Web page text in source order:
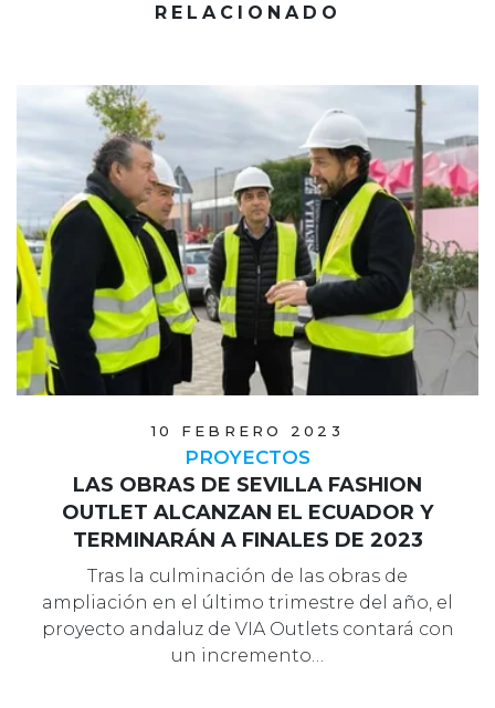
RELACIONADO
10 FEBRERO 2023
PROYECTOS
LAS OBRAS DE SEVILLA FASHION
OUTLET ALCANZAN EL ECUADOR Y
TERMINARÁN A FINALES DE 2023
Tras la culminación de las obras de
ampliación en el último trimestre del año, el
proyecto andaluz de VIA Outlets contará con
un incremento…